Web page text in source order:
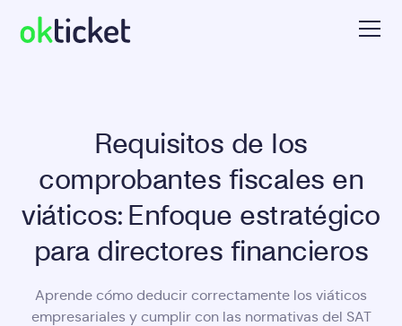
Requisitos de los
comprobantes fiscales en
viáticos: Enfoque estratégico
para directores financieros
Aprende cómo deducir correctamente los viáticos
empresariales y cumplir con las normativas del SAT